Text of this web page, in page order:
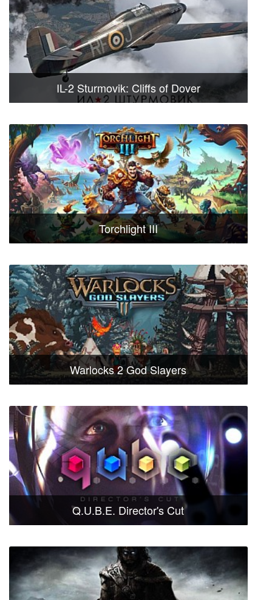
​​IL-2 Sturmovik: Cliffs of Dover​​
Torchlight III
Warlocks 2 God Slayers
Q.U.B.E. Director's Cut